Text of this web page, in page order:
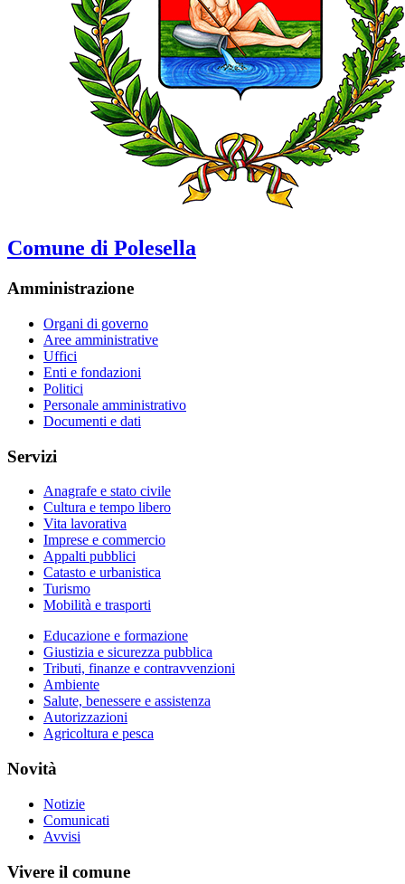
Comune di Polesella
Amministrazione
Organi di governo
Aree amministrative
Uffici
Enti e fondazioni
Politici
Personale amministrativo
Documenti e dati
Servizi
Anagrafe e stato civile
Cultura e tempo libero
Vita lavorativa
Imprese e commercio
Appalti pubblici
Catasto e urbanistica
Turismo
Mobilità e trasporti
Educazione e formazione
Giustizia e sicurezza pubblica
Tributi, finanze e contravvenzioni
Ambiente
Salute, benessere e assistenza
Autorizzazioni
Agricoltura e pesca
Novità
Notizie
Comunicati
Avvisi
Vivere il comune